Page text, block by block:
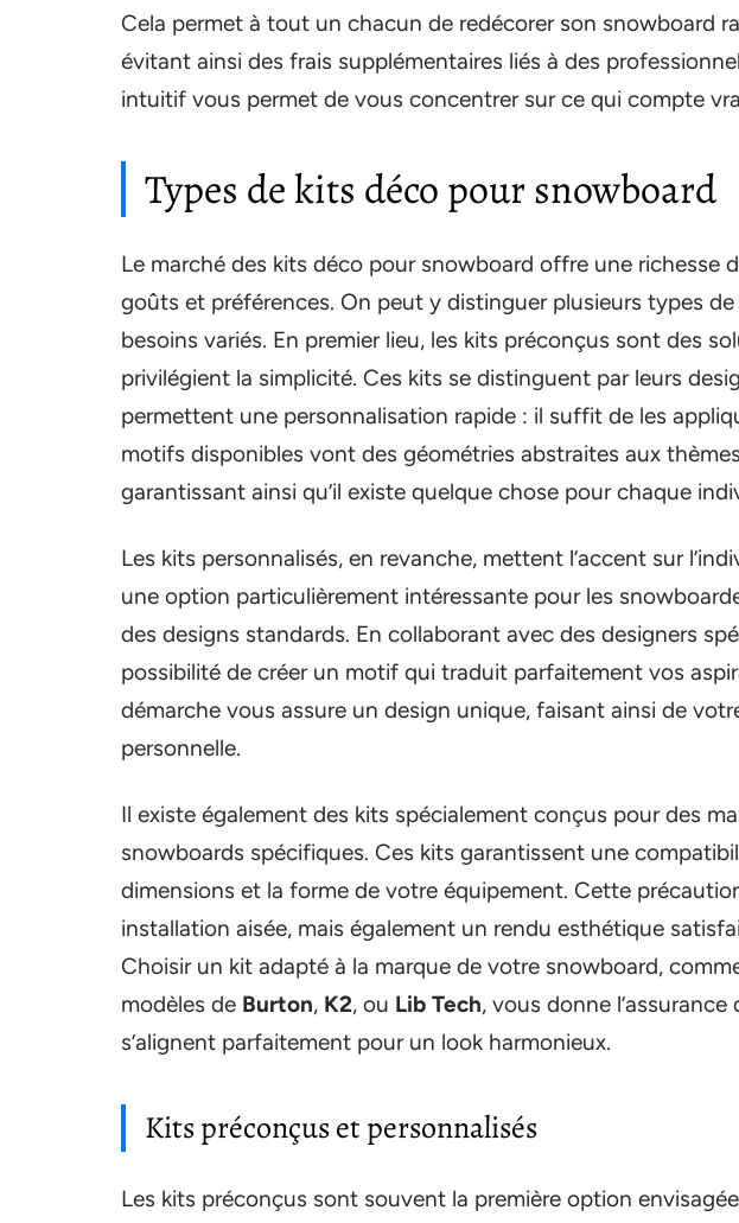
Cela permet à tout un chacun de redécorer son snowboard
évitant ainsi des frais supplémentaires liés à des
intuitif vous permet de vous concentrer sur ce qui compte
Types de kits déco pour snowboard
Le marché des kits déco pour snowboard offre une richesse
goûts et préférences. On peut y distinguer plusieurs types
besoins variés. En premier lieu, les kits préconçus sont des
privilégient la simplicité. Ces kits se distinguent par leurs
permettent une personnalisation rapide : il suffit de les
motifs disponibles vont des géométries abstraites aux
garantissant ainsi qu’il existe quelque chose pour chaque
Les kits personnalisés, en revanche, mettent l’accent sur
une option particulièrement intéressante pour les
des designs standards. En collaborant avec des designers
possibilité de créer un motif qui traduit parfaitement vos
démarche vous assure un design unique, faisant ainsi de
personnelle.
Il existe également des kits spécialement conçus pour des
snowboards spécifiques. Ces kits garantissent une
dimensions et la forme de votre équipement. Cette
installation aisée, mais également un rendu esthétique
Choisir un kit adapté à la marque de votre snowboard,
modèles de Burton, K2, ou Lib Tech, vous donne
s’alignent parfaitement pour un look harmonieux.
Kits préconçus et personnalisés
Les kits préconçus sont souvent la première option